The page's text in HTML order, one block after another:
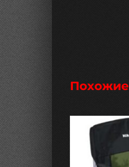
Похожие